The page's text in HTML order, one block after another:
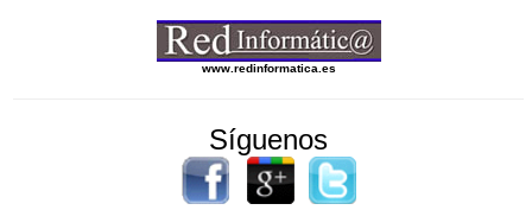
www.redinformatica.es
Síguenos